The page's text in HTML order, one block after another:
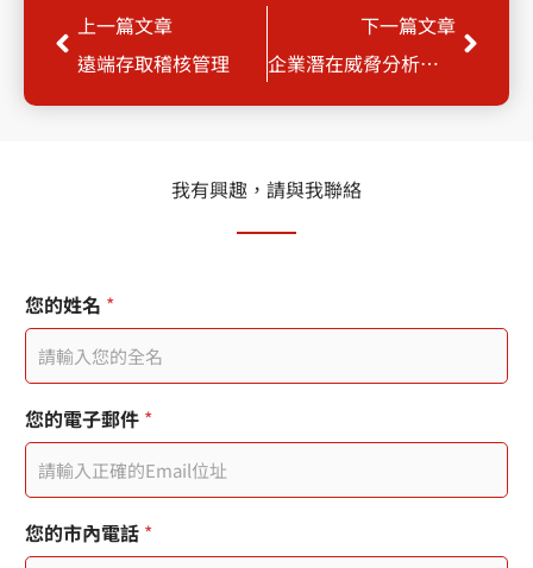
上一頁
上一篇文章
遠端存取稽核管理
下一篇文章
企業潛在威脅分析與防護
下一
我有興趣，請與我聯絡
行
動
電
話
面
標
題
您
的
訊
息
*
*
您的姓名 *
您的電子郵件 *
您的市內電話 *